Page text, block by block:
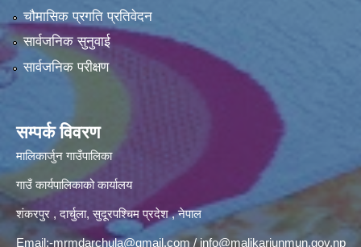
चौमासिक प्रगति प्रतिवेदन
सार्वजनिक सुनुवाई
सार्वजनिक परीक्षण
सम्पर्क विवरण
मालिकार्जुन गाउँपालिका
गाउँ कार्यपालिकाको कार्यालय
शंकरपुर , दार्चुला, सुदूरपश्चिम प्रदेश , नेपाल
Email:-mrmdarchula@gmail.com /info@malikarjunmun.gov.np